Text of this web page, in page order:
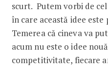
scurt. Putem vorbi de
în care această idee
Temerea că cineva va
acum nu este o idee
competitivitate, fiecare